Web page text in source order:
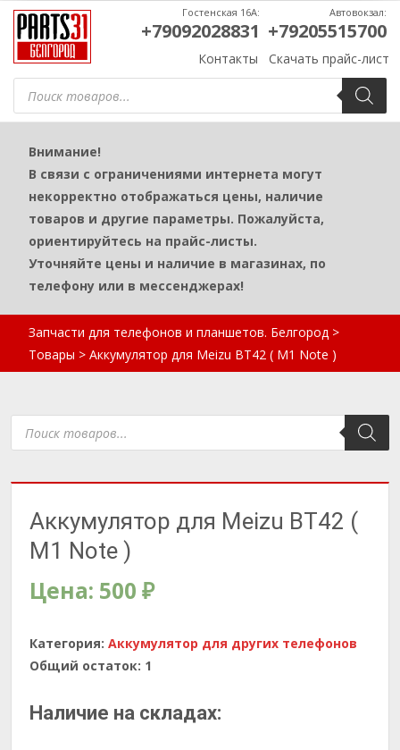
Поиск
товаров
Контакты Скачать прайс-лист
Гостенская 16А:
+79092028831
Автовокзал:
+79205515700
Внимание!
В связи с ограничениями интернета могут
некорректно отображаться цены, наличие
товаров и другие параметры. Пожалуйста,
ориентируйтесь на прайс-листы.
Уточняйте цены и наличие в магазинах, по
телефону или в мессенджерах!
Запчасти для телефонов и планшетов. Белгород >
Товары > Аккумулятор для Meizu BT42 ( M1 Note )
Поиск
товаров
Аккумулятор для Meizu BT42 (
M1 Note )
Цена: 500 ₽
Категория: Аккумулятор для других телефонов
Общий остаток: 1
Наличие на складах: